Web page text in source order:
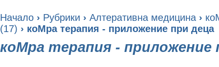
Начало › Рубрики › Алтеративна медицина ›
(17) › коМра терапия - приложение при деца
коМра терапия - приложение